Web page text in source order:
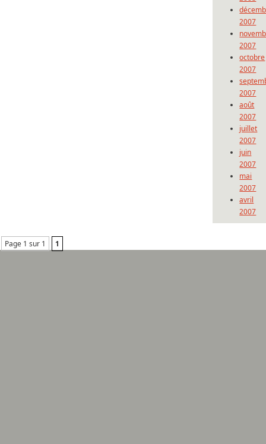
2007
2007
octobre
2007
2007
août
2007
juillet
2007
juin
2007
mai
2007
avril
2007
Page 1 sur 1 1